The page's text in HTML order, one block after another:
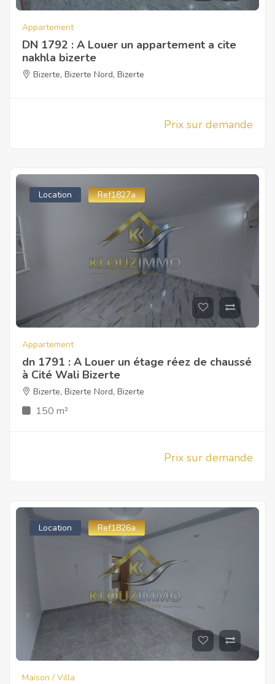
Appartement
DN 1792 : A Louer un appartement a cite
nakhla bizerte
Bizerte, Bizerte Nord, Bizerte
Prix sur demande
Location Ref1827a
Appartement
dn 1791 : A Louer un étage réez de chaussé
à Cité Wali Bizerte
Bizerte, Bizerte Nord, Bizerte
150 m²
Prix sur demande
Location Ref1826a
Maison / Villa